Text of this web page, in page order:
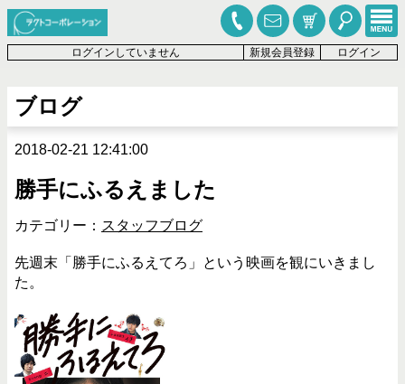
ログインしていません 新規会員登録 ログイン
ブログ
2018-02-21 12:41:00
勝手にふるえました
カテゴリー： スタッフブログ
先週末「勝手にふるえてろ」という映画を観にいきまし
た。